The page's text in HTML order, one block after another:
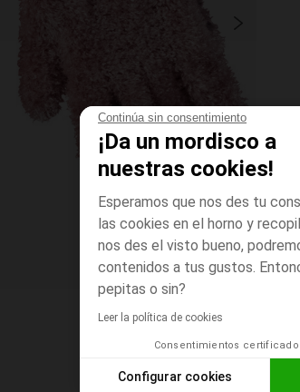
Continúa sin consentimiento
¡Da un mordisco a
nuestras cookies!
Esperamos que nos des tu
las cookies en el horno y
nos des el visto bueno,
contenidos a tus gustos.
pepitas o sin?
Leer la política de cookies
Consentimientos
Configurar cookies